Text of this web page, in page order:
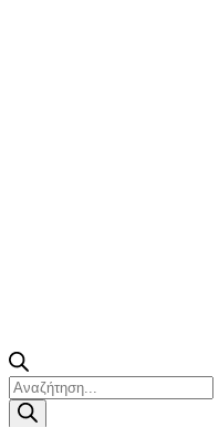
Products
search